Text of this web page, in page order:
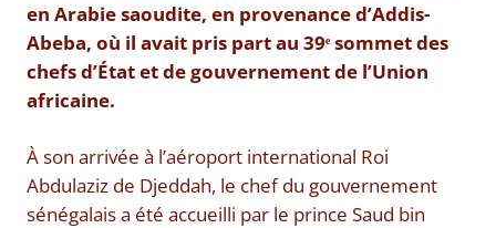
en Arabie saoudite, en provenance d’Addis-
Abeba, où il avait pris part au 39ᵉ sommet des
chefs d’État et de gouvernement de l’Union
africaine.
À son arrivée à l’aéroport international Roi
Abdulaziz de Djeddah, le chef du gouvernement
sénégalais a été accueilli par le prince Saud bin